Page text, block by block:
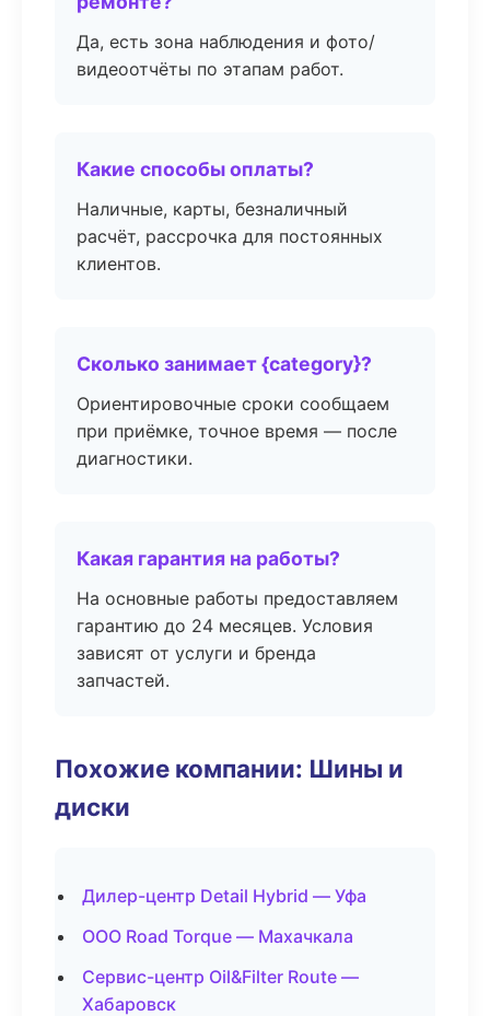
Да, есть зона наблюдения и фото/
видеоотчёты по этапам работ.
Какие способы оплаты?
Наличные, карты, безналичный
расчёт, рассрочка для постоянных
клиентов.
Сколько занимает {category}?
Ориентировочные сроки сообщаем
при приёмке, точное время — после
диагностики.
Какая гарантия на работы?
На основные работы предоставляем
гарантию до 24 месяцев. Условия
зависят от услуги и бренда
запчастей.
Похожие компании: Шины и
диски
Дилер-центр Detail Hybrid — Уфа
ООО Road Torque — Махачкала
Сервис-центр Oil&Filter Route —
Хабаровск